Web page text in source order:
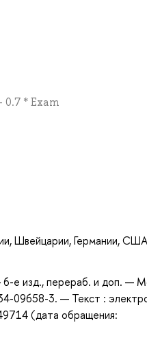
* Exam
Швейцарии, Германии,
6-е изд., перераб. и доп. —
09658-3. — Текст :
(дата обращения: